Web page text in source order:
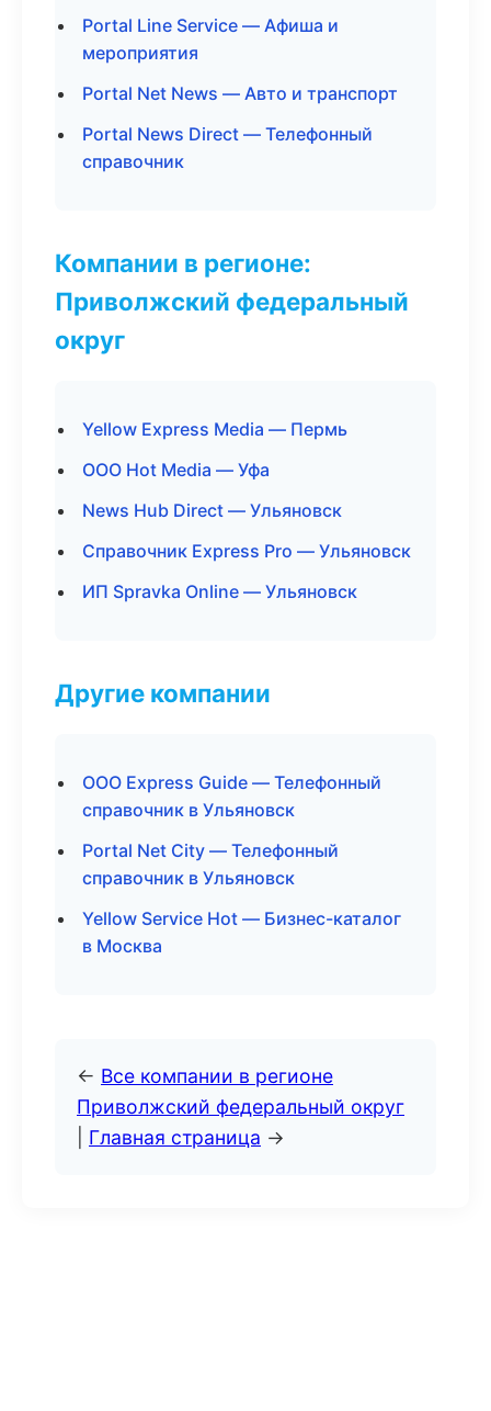
Portal Line Service — Афиша и
мероприятия
Portal Net News — Авто и транспорт
Portal News Direct — Телефонный
справочник
Компании в регионе:
Приволжский федеральный
округ
Yellow Express Media — Пермь
ООО Hot Media — Уфа
News Hub Direct — Ульяновск
Справочник Express Pro — Ульяновск
ИП Spravka Online — Ульяновск
Другие компании
ООО Express Guide — Телефонный
справочник в Ульяновск
Portal Net City — Телефонный
справочник в Ульяновск
Yellow Service Hot — Бизнес-каталог
в Москва
← Все компании в регионе
Приволжский федеральный округ
Главная страница →